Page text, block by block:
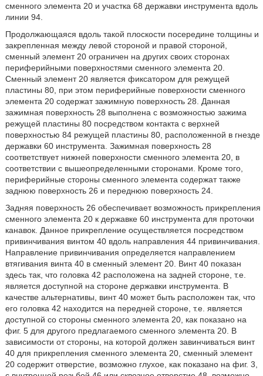
сменного элемента 20 и участка 68 державки инструмента вдоль
линии 94.
Продолжающаяся вдоль такой плоскости посередине толщины и
закрепленная между левой стороной и правой стороной,
сменный элемент 20 ограничен на других своих сторонах
периферийными поверхностями сменного элемента 20.
Сменный элемент 20 является фиксатором для режущей
пластины 80, при этом периферийные поверхности сменного
элемента 20 содержат зажимную поверхность 28. Данная
зажимная поверхность 28 выполнена с возможностью зажима
режущей пластины 80 посредством контакта с верхней
поверхностью 84 режущей пластины 80, расположенной в гнезде
державки 60 инструмента. Зажимная поверхность 28
соответствует нижней поверхности сменного элемента 20, в
соответствии с вышеопределенными сторонами. Кроме того,
периферийные стороны сменного элемента содержат также
заднюю поверхность 26 и переднюю поверхность 24.
Задняя поверхность 26 обеспечивает возможность прикрепления
сменного элемента 20 к державке 60 инструмента для проточки
канавок. Данное прикрепление осуществляется посредством
привинчивания винтом 40 вдоль направления 44 привинчивания.
Направление привинчивания определяется направлением
втягивания винта 40 в сменный элемент 20. Винт 40 показан
здесь так, что головка 42 расположена на задней стороне, т.е.
является доступной на стороне державки инструмента. В
качестве альтернативы, винт 40 может быть расположен так, что
его головка 42 находится на передней стороне, т.е. является
доступной со стороны сменного элемента 20, как показано на
фиг. 5 для другого предлагаемого сменного элемента 20. В
зависимости от стороны, на которой должен завинчиваться винт
40 для прикрепления сменного элемента 20, сменный элемент
20 содержит отверстие, возможно глухое, как показано на фиг. 3,